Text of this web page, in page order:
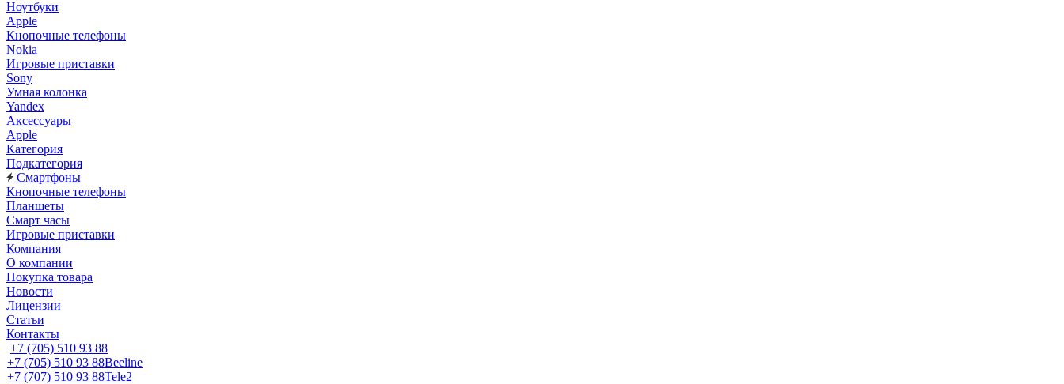
Ноутбуки
Apple
Кнопочные телефоны
Nokia
Игровые приставки
Sony
Умная колонка
Yandex
Аксессуары
Apple
Категория
Подкатегория
Смартфоны
Кнопочные телефоны
Планшеты
Смарт часы
Игровые приставки
Компания
О компании
Покупка товара
Новости
Лицензии
Статьи
Контакты
+7 (705) 510 93 88
+7 (705) 510 93 88Beeline
+7 (707) 510 93 88Tele2